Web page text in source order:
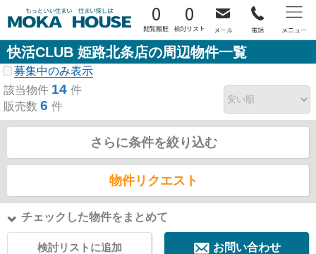
0 0
快活CLUB 姫路北条店の周辺物件一覧
募集中のみ表示
該当物件 14 件
販売数 6 件
さらに条件を絞り込む
物件リクエスト
チェックした物件をまとめて
検討リストに追加 お問い合わせ